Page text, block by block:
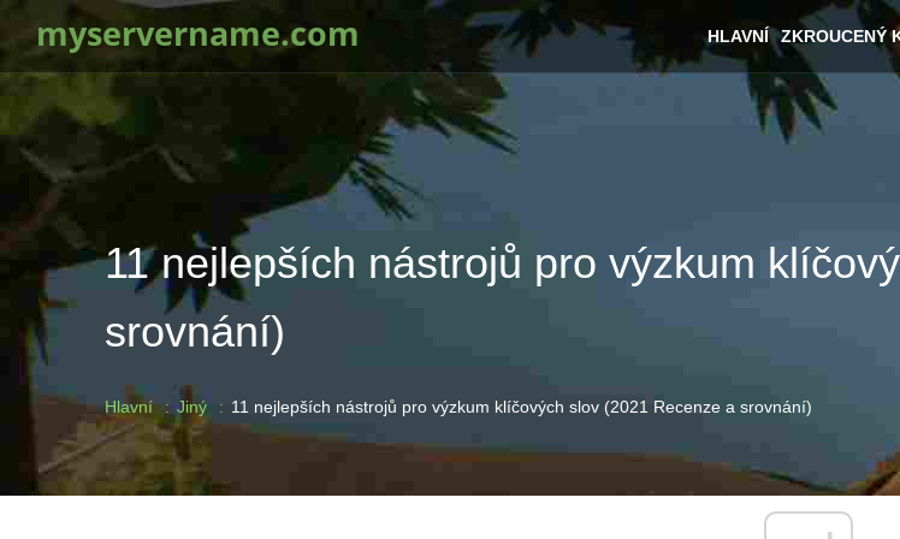
myservername.com HLAVNÍ ZKROUCENÝ
11 nejlepších nástrojů pro výzkum
srovnání)
Hlavní Jiný 11 nejlepších nástrojů pro výzkum klíčových slov (2021 Recenze a srovnání)